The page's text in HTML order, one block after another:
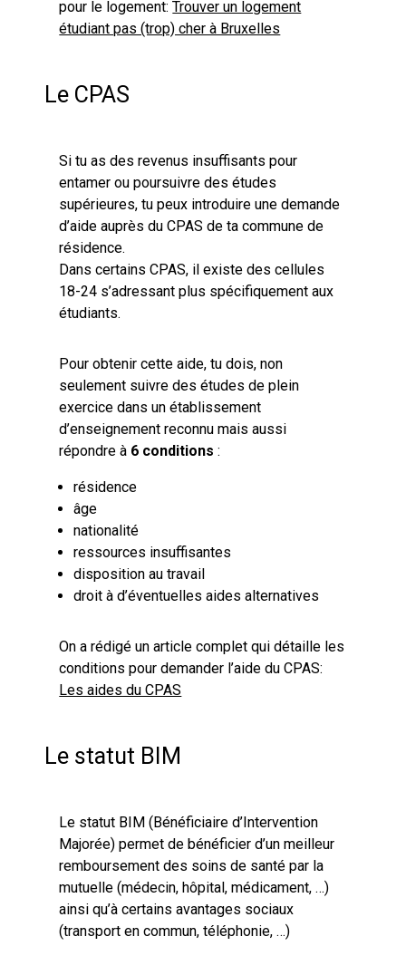
pour le logement:Trouver un logement
étudiant pas (trop) cher à Bruxelles
Le CPAS
Si tu as des revenus insuffisants pour
entamer ou poursuivre des études
supérieures, tu peux introduire une demande
d’aide auprès du CPAS de ta commune de
résidence.
Dans certains CPAS, il existe des cellules
18-24 s’adressant plus spécifiquement aux
étudiants.
Pour obtenir cette aide, tu dois, non
seulement suivre des études de plein
exercice dans un établissement
d’enseignement reconnu mais aussi
répondre à 6 conditions :
résidence
âge
nationalité
ressources insuffisantes
disposition au travail
droit à d’éventuelles aides alternatives
On a rédigé un article complet qui détaille les
conditions pour demander l’aide du CPAS:
Les aides du CPAS
Le statut BIM
Le statut BIM (Bénéficiaire d’Intervention
Majorée) permet de bénéficier d’un meilleur
remboursement des soins de santé par la
mutuelle (médecin, hôpital, médicament, …)
ainsi qu’à certains avantages sociaux
(transport en commun, téléphonie, …)